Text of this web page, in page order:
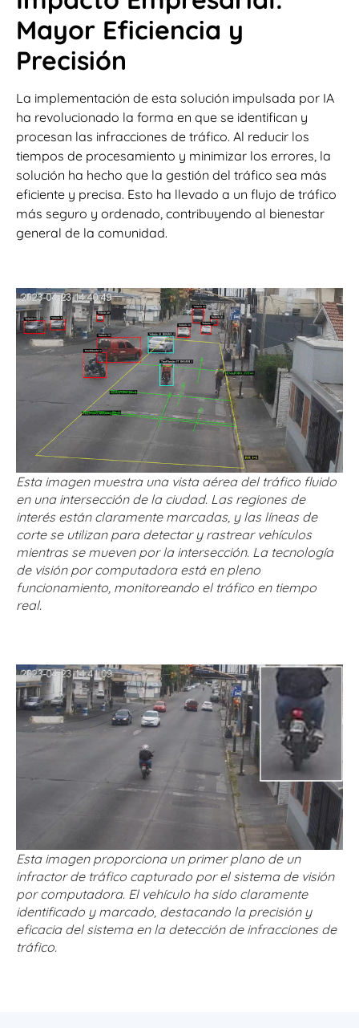
Mayor Eficiencia y
Precisión
La implementación de esta solución impulsada por IA
ha revolucionado la forma en que se identifican y
procesan las infracciones de tráfico. Al reducir los
tiempos de procesamiento y minimizar los errores, la
solución ha hecho que la gestión del tráfico sea más
eficiente y precisa. Esto ha llevado a un flujo de tráfico
más seguro y ordenado, contribuyendo al bienestar
general de la comunidad.
Esta imagen muestra una vista aérea del tráfico fluido
en una intersección de la ciudad. Las regiones de
interés están claramente marcadas, y las líneas de
corte se utilizan para detectar y rastrear vehículos
mientras se mueven por la intersección. La tecnología
de visión por computadora está en pleno
funcionamiento, monitoreando el tráfico en tiempo
real.
Esta imagen proporciona un primer plano de un
infractor de tráfico capturado por el sistema de visión
por computadora. El vehículo ha sido claramente
identificado y marcado, destacando la precisión y
eficacia del sistema en la detección de infracciones de
tráfico.